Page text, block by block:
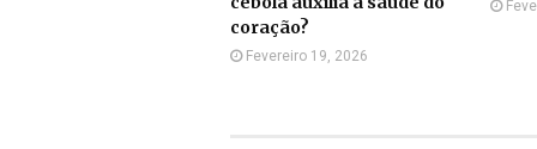
coração?
Fevereiro 19, 2026